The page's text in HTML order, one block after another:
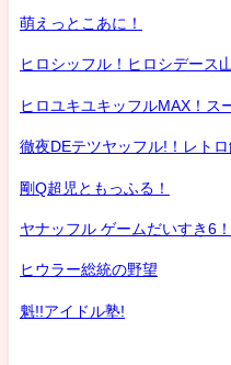
萌えっとこあに！
ヒロシッフル！ヒロシデース
ヒロユキユキッフルMAX！ス
徹夜DEテツヤッフル!！レトロ
剛Q超児ともっふる！
ヤナッフル ゲームだいすき6
ヒウラー総統の野望
魁!!アイドル塾!